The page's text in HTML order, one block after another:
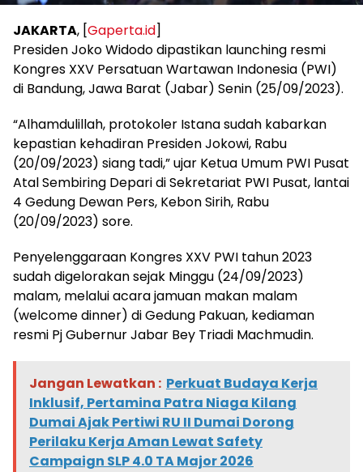
JAKARTA, [Gaperta.id]
Presiden Joko Widodo dipastikan launching resmi
Kongres XXV Persatuan Wartawan Indonesia (PWI)
di Bandung, Jawa Barat (Jabar) Senin (25/09/2023).
“Alhamdulillah, protokoler Istana sudah kabarkan
kepastian kehadiran Presiden Jokowi, Rabu
(20/09/2023) siang tadi,” ujar Ketua Umum PWI Pusat
Atal Sembiring Depari di Sekretariat PWI Pusat, lantai
4 Gedung Dewan Pers, Kebon Sirih, Rabu
(20/09/2023) sore.
Penyelenggaraan Kongres XXV PWI tahun 2023
sudah digelorakan sejak Minggu (24/09/2023)
malam, melalui acara jamuan makan malam
(welcome dinner) di Gedung Pakuan, kediaman
resmi Pj Gubernur Jabar Bey Triadi Machmudin.
Jangan Lewatkan : Perkuat Budaya Kerja
Inklusif, Pertamina Patra Niaga Kilang
Dumai Ajak Pertiwi RU II Dumai Dorong
Perilaku Kerja Aman Lewat Safety
Campaign SLP 4.0 TA Major 2026